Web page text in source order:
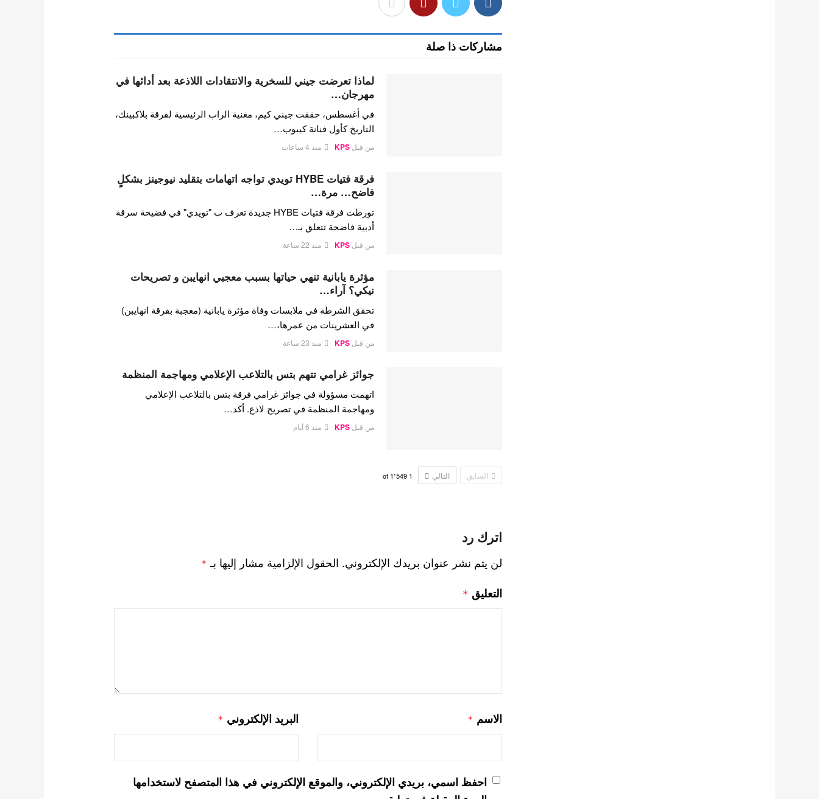
مشاركات ذا صلة
لماذا تعرضت جيني للسخرية والانتقادات اللاذعة بعد أدائها في
مهرجان…
في أغسطس، حققت جيني كيم، مغنية الراب الرئيسية لفرقة بلاكبينك،
التاريخ كأول فنانة كيبوب…
من قبلKPS منذ 4 ساعات
فرقة فتيات HYBE تويدي تواجه اتهامات بتقليد نيوجينز بشكلٍ
فاضح… مرة…
تورطت فرقة فتيات HYBE جديدة تعرف ب "تويدي" في فضيحة سرقة
أدبية فاضحة تتعلق بـ…
من قبلKPS منذ 22 ساعة
مؤثرة يابانية تنهي حياتها بسبب معجبي انهايبن و تصريحات
نيكي؟ آراء…
تحقق الشرطة في ملابسات وفاة مؤثرة يابانية (معجبة بفرقة انهايبن)
في العشرينات من عمرها،…
من قبلKPS منذ 23 ساعة
جوائز غرامي تتهم بتس بالتلاعب الإعلامي ومهاجمة المنظمة
اتهمت مسؤولة في جوائز غرامي فرقة بتس بالتلاعب الإعلامي
ومهاجمة المنظمة في تصريح لاذع. أكد…
من قبلKPS منذ 6 أيام
السابق التالي 1
of1٬549
اترك رد
لن يتم نشر عنوان بريدك الإلكتروني. الحقول الإلزامية مشار إليها بـ *
التعليق *
الاسم * البريد الإلكتروني *
احفظ اسمي، بريدي الإلكتروني، والموقع الإلكتروني في هذا المتصفح لاستخدامها